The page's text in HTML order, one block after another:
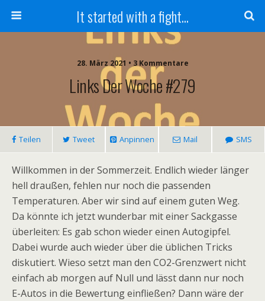
It started with a fight...
28. März 2021 • 3 Kommentare
Links Der Woche #279
Teilen Tweet Anpinnen Mail SMS
Willkommen in der Sommerzeit. Endlich wieder länger
hell draußen, fehlen nur noch die passenden
Temperaturen. Aber wir sind auf einem guten Weg.
Da könnte ich jetzt wunderbar mit einer Sackgasse
überleiten: Es gab schon wieder einen Autogipfel.
Dabei wurde auch wieder über die üblichen Tricks
diskutiert. Wieso setzt man den CO2-Grenzwert nicht
einfach ab morgen auf Null und lässt dann nur noch
E-Autos in die Bewertung einfließen? Dann wäre der